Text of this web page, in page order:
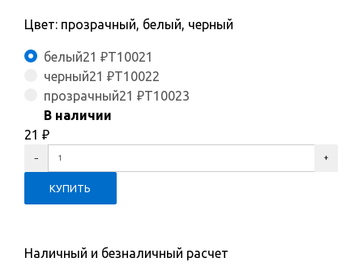
Цвет: прозрачный, белый, черный
белый21 ₽T10021
черный21 ₽T10022
прозрачный21 ₽T10023
В наличии
21 ₽
Наличный и безналичный расчет